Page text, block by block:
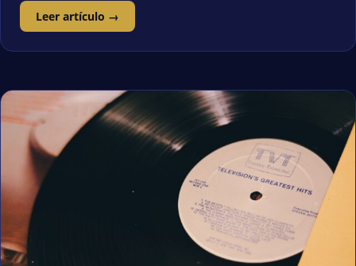
Leer artículo →